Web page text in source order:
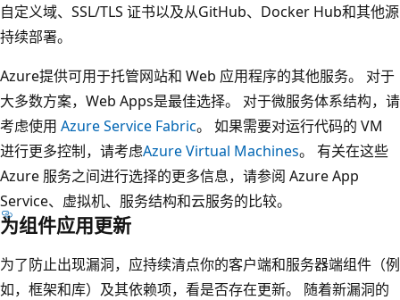
自定义域、SSL/TLS 证书以及从GitHub、Docker Hub和其他源
持续部署。
Azure提供可用于托管网站和 Web 应用程序的其他服务。 对于
大多数方案，Web Apps是最佳选择。 对于微服务体系结构，请
考虑使用 Azure Service Fabric。 如果需要对运行代码的 VM
进行更多控制，请考虑Azure Virtual Machines。 有关在这些
Azure 服务之间进行选择的更多信息，请参阅 Azure App
Service、虚拟机、服务结构和云服务的比较。
为组件应用更新
为了防止出现漏洞，应持续清点你的客户端和服务器端组件（例
如，框架和库）及其依赖项，看是否存在更新。 随着新漏洞的